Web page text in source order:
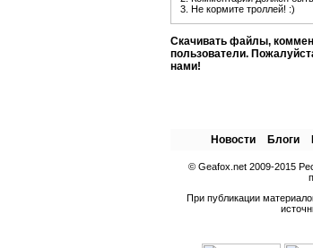
3. Не кормите троллей! :)
Скачивать файлы,
пользователи.
нами!
Новости Блоги
© Geafox.net 2009-2015
При публикации